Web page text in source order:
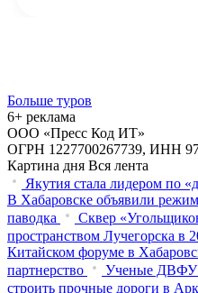
Больше туров
6+ реклама
ООО «Пресс Код ИТ»
ОГРН 1227700267739, ИНН
Картина дня Вся лента
Якутия стала лидером по
В Хабаровске объявили
паводка
Сквер
пространством Лучегорска в
Китайском форуме в
партнерство
Ученые ДВФУ
строить прочные дороги в